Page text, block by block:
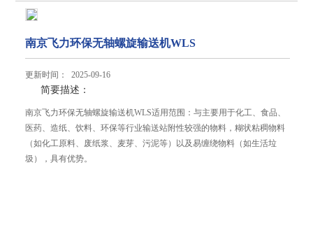
南京飞力环保无轴螺旋输送机WLS
更新时间： 2025-09-16
简要描述：
南京飞力环保无轴螺旋输送机WLS适用范围：与主要用于化工、食品、
医药、造纸、饮料、环保等行业输送站附性较强的物料，糊状粘稠物料
（如化工原料、废纸浆、麦芽、污泥等）以及易缠绕物料（如生活垃
圾），具有优势。